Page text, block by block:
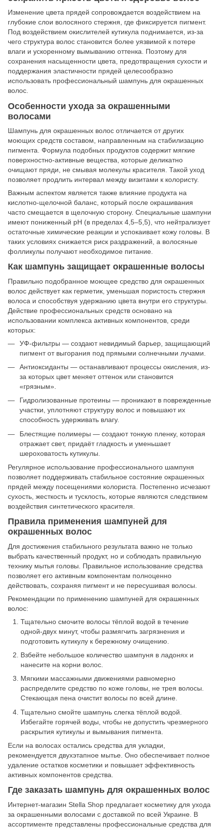
Изменение цвета прядей сопровождается воздействием на
глубокие слои волосяного стержня, где фиксируется пигмент.
Под воздействием окислителей кутикула поднимается, из-за
чего структура волос становится более уязвимой к потере
влаги и ускоренному вымыванию оттенка. Поэтому для
сохранения насыщенности цвета, предотвращения сухости и
поддержания эластичности прядей целесообразно
использовать профессиональный шампунь для окрашенных
волос.
Особенности ухода за окрашенными
волосами
Шампунь для окрашенных волос отличается от других
моющих средств составом, направленным на стабилизацию
пигмента. Формула подобных продуктов содержит мягкие
поверхностно-активные вещества, которые деликатно
очищают пряди, не смывая молекулы красителя. Такой уход
позволяет продлить интервал между визитами к колористу.
Важным аспектом является также влияние продукта на
кислотно-щелочной баланс, который после окрашивания
часто смещается в щелочную сторону. Специальные шампуни
имеют пониженный рН (в пределах 4,5–5,5), что нейтрализует
остаточные химические реакции и успокаивает кожу головы. В
таких условиях снижается риск раздражений, а волосяные
фолликулы получают необходимое питание.
Как шампунь защищает окрашенные волосы
Правильно подобранное моющее средство для окрашенных
волос действует как герметик, уменьшая пористость стержня
волоса и способствуя удержанию цвета внутри его структуры.
Действие профессиональных средств основано на
использовании комплекса активных компонентов, среди
которых:
УФ-фильтры — создают невидимый барьер, защищающий
пигмент от выгорания под прямыми солнечными лучами.
Антиоксиданты — останавливают процессы окисления, из-
за которых цвет меняет оттенок или становится
«грязным».
Гидролизованные протеины — проникают в поврежденные
участки, уплотняют структуру волос и повышают их
способность удерживать влагу.
Блестящие полимеры — создают тонкую пленку, которая
отражает свет, придаёт гладкость и уменьшает
шероховатость кутикулы.
Регулярное использование профессионального шампуня
позволяет поддерживать стабильное состояние окрашенных
прядей между посещениями колориста. Постепенно исчезают
сухость, жесткость и тусклость, которые являются следствием
воздействия синтетического красителя.
Правила применения шампуней для
окрашенных волос
Для достижения стабильного результата важно не только
выбрать качественный продукт, но и соблюдать правильную
технику мытья головы. Правильное использование средства
позволяет его активным компонентам полноценно
действовать, сохраняя пигмент и не пересушивая волосы.
Рекомендации по применению шампуней для окрашенных
волос:
Тщательно смочите волосы тёплой водой в течение
одной-двух минут, чтобы размягчить загрязнения и
подготовить кутикулу к бережному очищению.
Взбейте небольшое количество шампуня в ладонях и
нанесите на корни волос.
Мягкими массажными движениями равномерно
распределите средство по коже головы, не трея волосы.
Стекающая пена очистит волосы по всей длине.
Тщательно смойте шампунь слегка тёплой водой.
Избегайте горячей воды, чтобы не допустить чрезмерного
раскрытия кутикулы и вымывания пигмента.
Если на волосах остались средства для укладки,
рекомендуется двухэтапное мытье. Оно обеспечивает полное
удаление остатков косметики и повышает эффективность
активных компонентов средства.
Где заказать шампунь для окрашенных волос
Интернет-магазин Stella Shop предлагает косметику для ухода
за окрашенными волосами с доставкой по всей Украине. В
ассортименте представлены профессиональные средства для